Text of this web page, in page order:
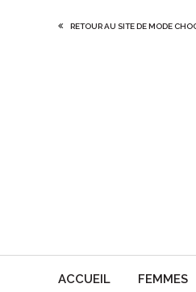
RETOUR AU SITE DE MODE
ACCUEIL FEMMES